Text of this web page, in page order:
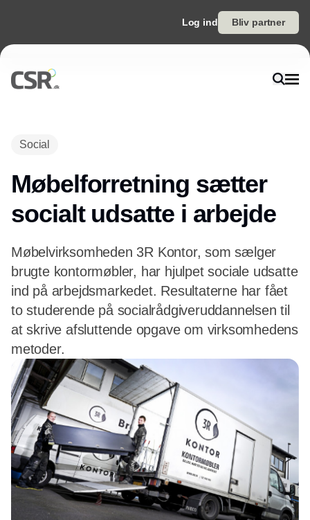
Log ind Bliv partner
Social
Møbelforretning sætter
socialt udsatte i arbejde
Møbelvirksomheden 3R Kontor, som sælger
brugte kontormøbler, har hjulpet sociale udsatte
ind på arbejdsmarkedet. Resultaterne har fået
to studerende på socialrådgiveruddannelsen til
at skrive afsluttende opgave om virksomhedens
metoder.